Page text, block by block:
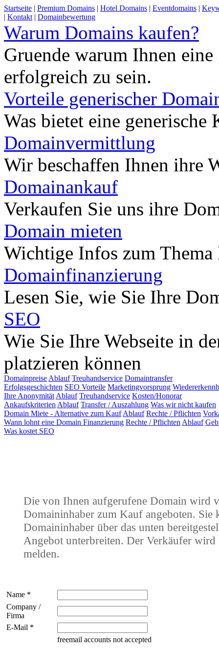
Startseite | Premium Domains | Hotel Domains | Eventdomains |
| Kontakt | Domainbewertung
Warum Domains kaufen?
Gruende warum Ihnen
erfolgreich zu sein.
Vorteile generischer
Was bietet eine
Domainvermittlung
Wir beschaffen Ihnen ihre
Domainankauf
Verkaufen Sie uns ihre
Domain mieten
Wichtige Infos zum
Domainfinanzierung
Lesen Sie, wie Sie Ihre
SEO
Wie Sie Ihre Webseite in
platzieren können
Domainpreise Ablauf Treuhandservice Domaintransfer
Erfolgsgeschichten SEO Vorteile Marketingvorsprung
Ihre Anonymität Ablauf Treuhandservice Kosten/Honorar
Ankaufskriterien Ablauf Transfer / Auszahlung Was wir nicht kaufen
Domain Miete - Alternative zum Kauf Ablauf Rechte / Pflichten
Wann lohnt eine Domain Finanzierung Rechte / Pflichten Ablauf
Was kostet SEO
Die von Ihnen aufgerufene Domain wird
Domaininhaber zum Kauf angeboten. Sie
Domaininhaber über das unten
Angebot unterbreiten. Der Verkäufer wird
melden.
Name *
Company /
Firma
E-Mail *
freemail accounts not accepted